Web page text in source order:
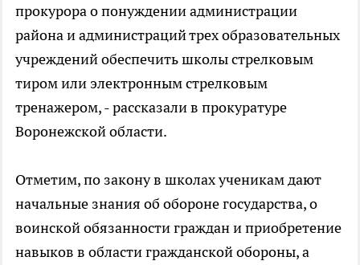
прокурора о понуждении администрации
района и администраций трех образовательных
учреждений обеспечить школы стрелковым
тиром или электронным стрелковым
тренажером, - рассказали в прокуратуре
Воронежской области.
Отметим, по закону в школах ученикам дают
начальные знания об обороне государства, о
воинской обязанности граждан и приобретение
навыков в области гражданской обороны, а